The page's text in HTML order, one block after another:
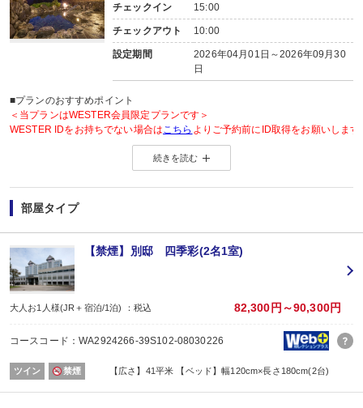
チェックイン 15:00
チェックアウト 10:00
設定期間
2026年04月01日～2026年09月30
日
■プランのおすすめポイント
＜当プランはWESTER会員限定プランです＞
WESTER IDをお持ちでない場合はこちら よりご予約前にID取得をお願いします
◆WESTER会員様に「もらってうれしい」WESTERポイント2倍◆
＜WESTERポイントについて＞
旅行プラン利用分のWESTERポイント(通常)と同数分のWESTERポイント(期
WESTERポイント(期間・用途限定)は、ご旅行出発月の翌々月初旬の付与(予
WESTERポイントの後付けはできません。
旅行プランをお申し込み後、予約内容変更・人数変更・キャンセルされた場合
おとな・こども共、有料人員の方がポイント対象です。（添寝幼児は対象外）
■夕食
場所:
創作和食（季節毎に内容変更されます。）
【時間】前半17：30～19：00/後半19：30～21：00
※夕食開始時間は予約条件入力の画面でチェックを入れてください。
※状況により、ご希望に添えない場合があります。
続きを読む
部屋タイプ
【禁煙】別邸 四季彩(2名1室)
大人お1人様(JR＋宿泊/1泊) ：税込 82,300円～90,300円
コースコード：WA2924266-39S102-08030226
ツイン 禁煙 【広さ】41平米 【ベッド】幅120cm×長さ180cm(2台)